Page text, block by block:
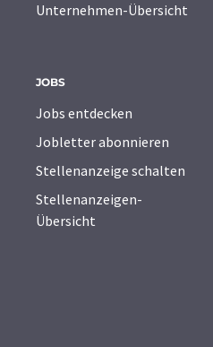
Unternehmen-Übersicht
JOBS
Jobs entdecken
Jobletter abonnieren
Stellenanzeige schalten
Stellenanzeigen-
Übersicht